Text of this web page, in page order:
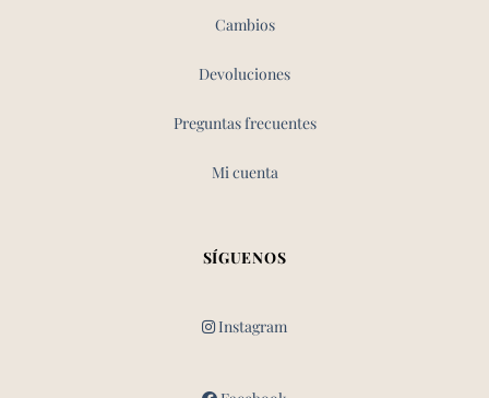
Cambios
Devoluciones
Preguntas frecuentes
Mi cuenta
SÍGUENOS
Instagram